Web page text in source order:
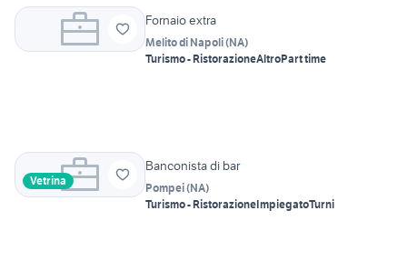
Fornaio extra
Melito di Napoli(NA)
Turismo - RistorazioneAltroPart time
Vetrina
Banconista di bar
Pompei(NA)
Turismo - RistorazioneImpiegatoTurni